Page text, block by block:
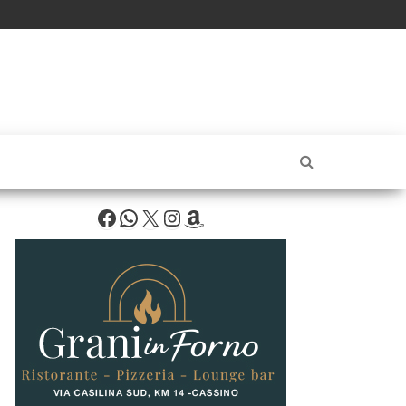
Facebook
WhatsApp
X Instagram
Amazon